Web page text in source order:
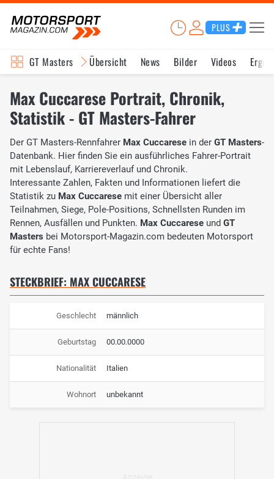
PLUS
GT Masters Übersicht News Bilder Videos
Max Cuccarese Portrait, Chronik,
Statistik - GT Masters-Fahrer
Der GT Masters-Rennfahrer Max Cuccarese in der GT Masters-
Datenbank. Hier finden Sie ein ausführliches Fahrer-Portrait
mit Lebenslauf, Karriereverlauf und Chronik.
Interessante Zahlen, Fakten und Informationen liefert die
Statistik zu Max Cuccarese mit einer Übersicht aller
Teilnahmen, Siege, Pole-Positions, Schnellsten Runden im
Rennen, Ausfällen und Punkten. Max Cuccarese und GT
Masters bei Motorsport-Magazin.com bedeuten Motorsport
für echte Fans!
STECKBRIEF: MAX CUCCARESE
Geschlecht männlich
Geburtstag 00.00.0000
Nationalität Italien
Wohnort unbekannt